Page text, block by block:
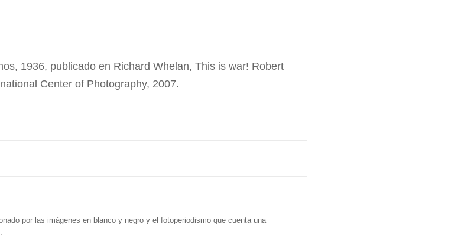
1936, publicado en Richard Whelan, This is war! Robert
Center of Photography, 2007.
por las imágenes en blanco y negro y el fotoperiodismo que cuenta una